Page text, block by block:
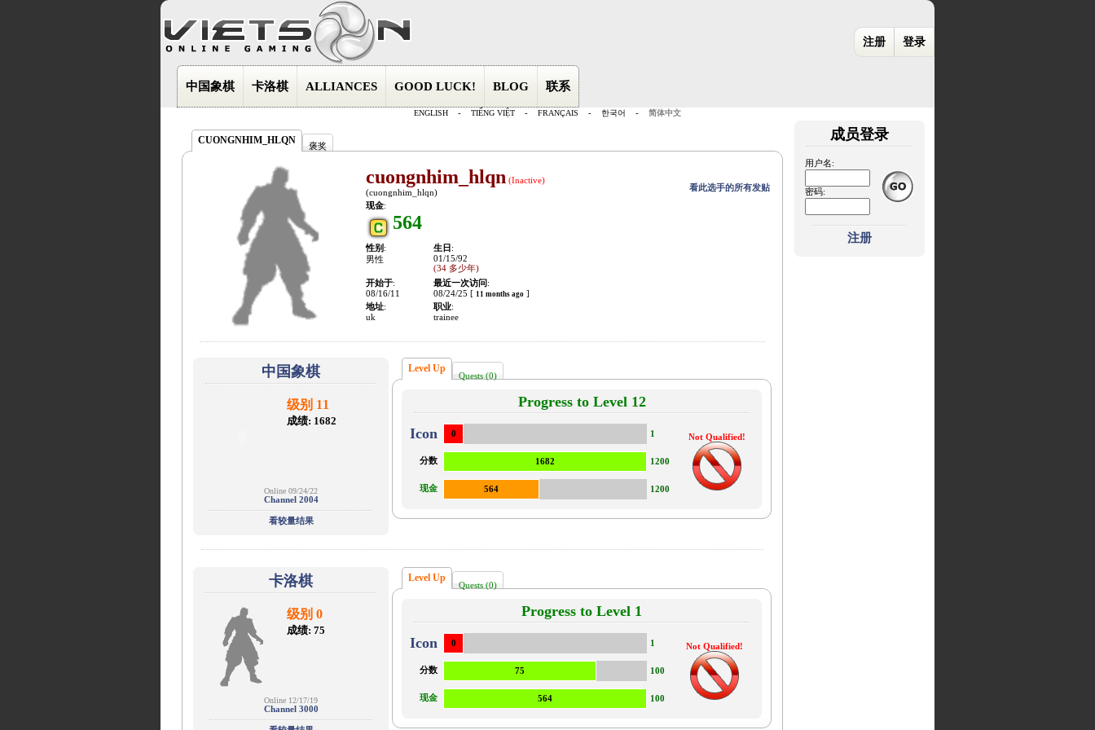
注册 登录
中国象棋 卡洛棋 ALLIANCES GOOD LUCK! BLOG 联系
ENGLISH - TIẾNG VIỆT - FRANÇAIS - 한국어 - 简体中文
CUONGNHIM_HLQN
褒奖
cuongnhim_hlqn (Inactive)
(cuongnhim_hlqn)
现金:
564
性别 :
男性
生日 :
01/15/92
(34 多少年)
开始于:
08/16/11
最近一次访问 :
08/24/25 [ 11 months ago ]
地址:
uk
职业:
trainee
看此选手的所有发贴
中国象棋
级别 11
成绩: 1682
Online 09/24/22
Channel 2004
看较量结果
Level Up
Quests (0)
Progress to Level 12
Icon
0 1
分数 1682 1200
现金 564 1200
Not Qualified!
卡洛棋
级别 0
成绩: 75
Online 12/17/19
Channel 3000
Level Up
Quests (0)
Progress to Level 1
Icon
0 1
分数 75 100
现金 564 100
Not Qualified!
成员登录
用户名:
密码:
注册